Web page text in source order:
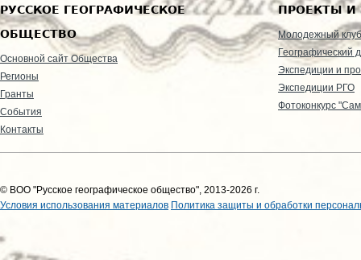
РУССКОЕ ГЕОГРАФИЧЕСКОЕ
ОБЩЕСТВО
Основной сайт Общества
Регионы
Гранты
События
Контакты
ПРОЕКТЫ И
Молодежный клуб
Географический
Экспедиции и
Экспедиции РГО
Фотоконкурс
© ВОО "Русское географическое общество", 2013-2026 г.
Условия использования материалов Политика защиты и обработки